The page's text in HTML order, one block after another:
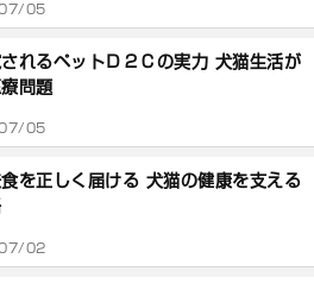
05
されるペットＤ２Ｃの実力 犬猫生活が
問題
05
を正しく届ける 犬猫の健康を支える
02